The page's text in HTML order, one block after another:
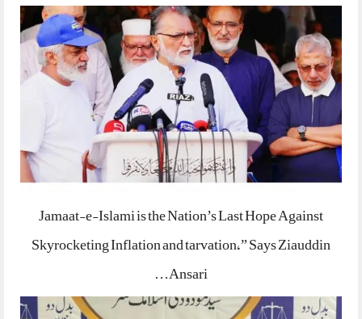
Jamaat-e-Islami is the Nation’s Last Hope Against
Skyrocketing Inflation and tarvation,” Says Ziauddin
Ansari…